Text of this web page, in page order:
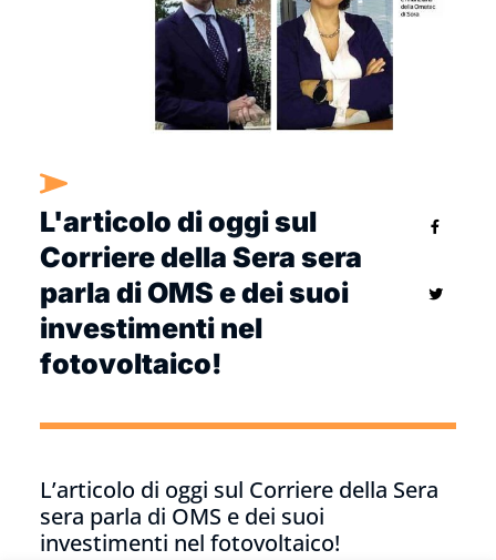
L'articolo di oggi sul
Corriere della Sera sera
parla di OMS e dei suoi
investimenti nel
fotovoltaico!
L’articolo di oggi sul Corriere della Sera
sera parla di OMS e dei suoi
investimenti nel fotovoltaico!